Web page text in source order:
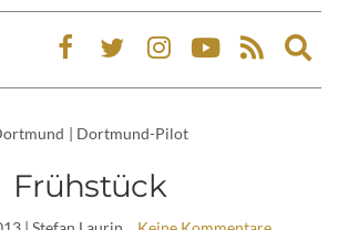
| Dortmund-Pilot
Frühstück